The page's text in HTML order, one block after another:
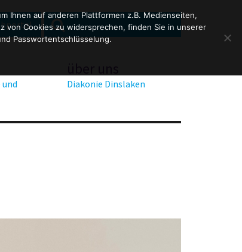
Diakonie Dinslaken
Search
for:
SEARCH
Ihnen auf anderen Plattformen z.B. Medienseiten,
von Cookies zu widersprechen, finden Sie in unserer
Passwortentschlüsselung.